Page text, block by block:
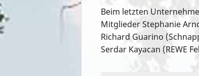
Beim letzten
Mitglieder Stephanie
Richard Guarino
Serdar Kayacan (REWE